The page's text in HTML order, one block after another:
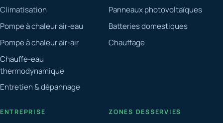
Climatisation
Pompe à chaleur air-eau
Pompe à chaleur air-air
Chauffe-eau
thermodynamique
Entretien & dépannage
Panneaux photovoltaïques
Batteries domestiques
Chauffage
ENTREPRISE ZONES DESSERVIES